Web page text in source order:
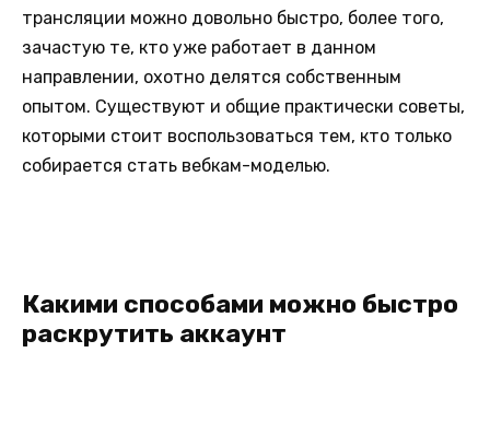
трансляции можно довольно быстро, более того,
зачастую те, кто уже работает в данном
направлении, охотно делятся собственным
опытом. Существуют и общие практически советы,
которыми стоит воспользоваться тем, кто только
собирается стать вебкам-моделью.
Какими способами можно быстро
раскрутить аккаунт